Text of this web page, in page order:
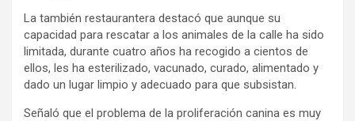
La también restaurantera destacó que aunque su
capacidad para rescatar a los animales de la calle ha sido
limitada, durante cuatro años ha recogido a cientos de
ellos, les ha esterilizado, vacunado, curado, alimentado y
dado un lugar limpio y adecuado para que subsistan.
Señaló que el problema de la proliferación canina es muy